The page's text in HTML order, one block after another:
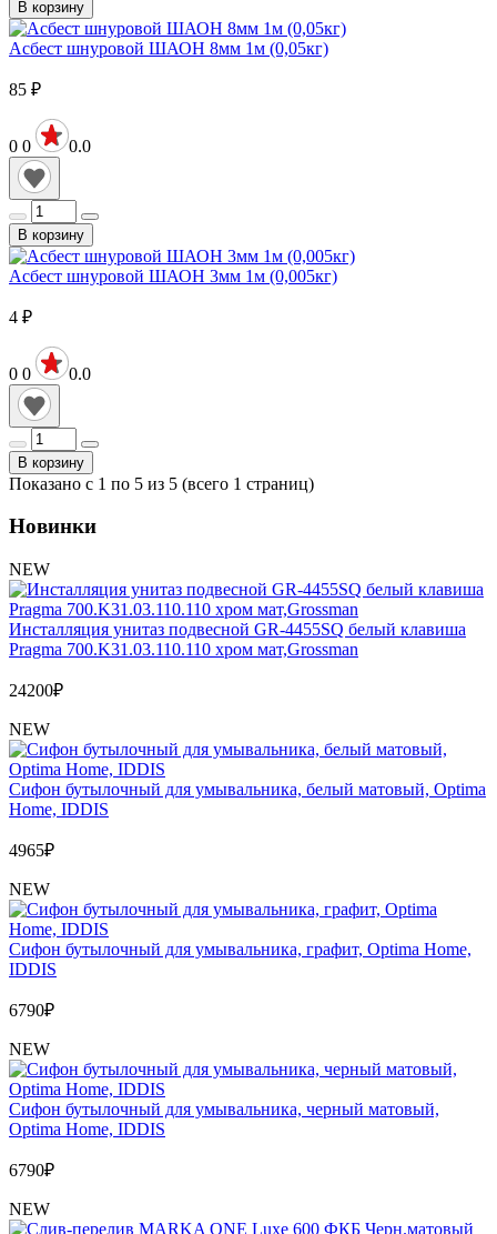
В корзину
Асбест шнуровой ШАОН 8мм 1м (0,05кг)
85 ₽
0 0 0.0
В корзину
Асбест шнуровой ШАОН 3мм 1м (0,005кг)
4 ₽
0 0 0.0
В корзину
Показано с 1 по 5 из 5 (всего 1 страниц)
Новинки
NEW
Инсталляция унитаз подвесной GR-4455SQ белый клавиша
Pragma 700.K31.03.110.110 хром мат,Grossman
24200₽
NEW
Сифон бутылочный для умывальника, белый матовый, Optima
Home, IDDIS
4965₽
NEW
Сифон бутылочный для умывальника, графит, Optima Home,
IDDIS
6790₽
NEW
Сифон бутылочный для умывальника, черный матовый,
Optima Home, IDDIS
6790₽
NEW